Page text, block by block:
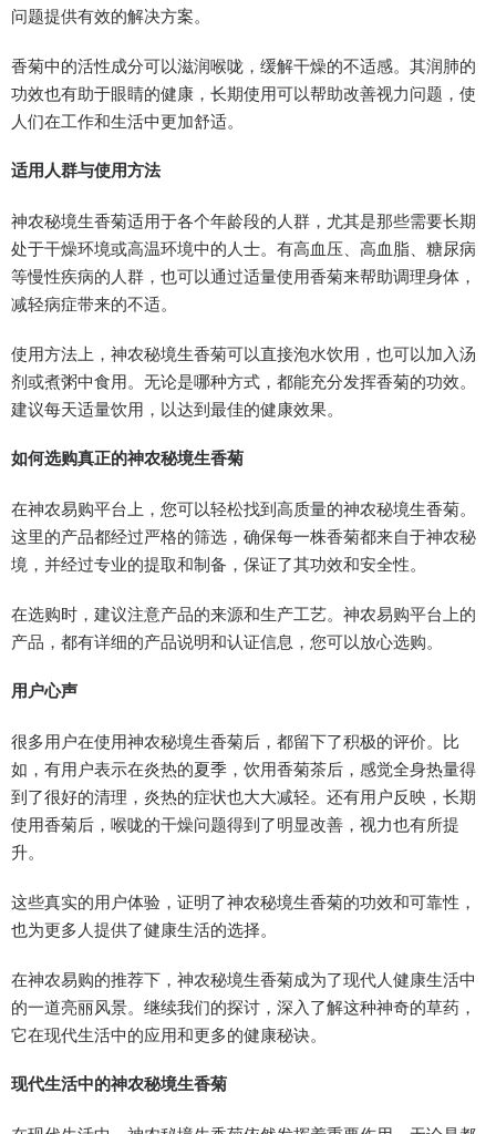
问题提供有效的解决方案。
香菊中的活性成分可以滋润喉咙，缓解干燥的不适感。其润肺的
功效也有助于眼睛的健康，长期使用可以帮助改善视力问题，使
人们在工作和生活中更加舒适。
适用人群与使用方法
神农秘境生香菊适用于各个年龄段的人群，尤其是那些需要长期
处于干燥环境或高温环境中的人士。有高血压、高血脂、糖尿病
等慢性疾病的人群，也可以通过适量使用香菊来帮助调理身体，
减轻病症带来的不适。
使用方法上，神农秘境生香菊可以直接泡水饮用，也可以加入汤
剂或煮粥中食用。无论是哪种方式，都能充分发挥香菊的功效。
建议每天适量饮用，以达到最佳的健康效果。
如何选购真正的神农秘境生香菊
在神农易购平台上，您可以轻松找到高质量的神农秘境生香菊。
这里的产品都经过严格的筛选，确保每一株香菊都来自于神农秘
境，并经过专业的提取和制备，保证了其功效和安全性。
在选购时，建议注意产品的来源和生产工艺。神农易购平台上的
产品，都有详细的产品说明和认证信息，您可以放心选购。
用户心声
很多用户在使用神农秘境生香菊后，都留下了积极的评价。比
如，有用户表示在炎热的夏季，饮用香菊茶后，感觉全身热量得
到了很好的清理，炎热的症状也大大减轻。还有用户反映，长期
使用香菊后，喉咙的干燥问题得到了明显改善，视力也有所提
升。
这些真实的用户体验，证明了神农秘境生香菊的功效和可靠性，
也为更多人提供了健康生活的选择。
在神农易购的推荐下，神农秘境生香菊成为了现代人健康生活中
的一道亮丽风景。继续我们的探讨，深入了解这种神奇的草药，
它在现代生活中的应用和更多的健康秘诀。
现代生活中的神农秘境生香菊